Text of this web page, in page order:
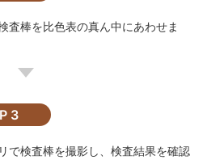
査棒を比色表の真ん中にあわせま
3
で検査棒を撮影し、検査結果を確認